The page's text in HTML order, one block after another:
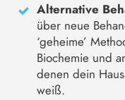
Alternative
über neue
‘geheime’
Biochemie und
denen dein
weiß.